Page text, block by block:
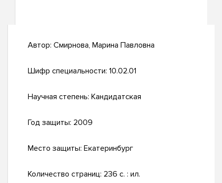
Автор: Смирнова, Марина Павловна
Шифр специальности: 10.02.01
Научная степень: Кандидатская
Год защиты: 2009
Место защиты: Екатеринбург
Количество страниц: 236 с. : ил.